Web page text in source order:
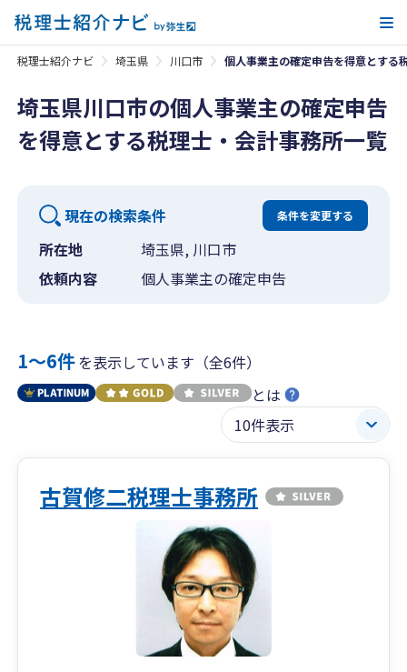
税理士紹介ナビ 埼玉県 川口市 個人事業主の確定申告を得意とする
埼玉県川口市の個人事業主の確定申告
を得意とする税理士・会計事務所一覧
現在の検索条件 条件を変更する
所在地
埼玉県, 川口市
依頼内容
個人事業主の確定申告
1〜6件を表示しています（全6件）
とは
古賀修二税理士事務所